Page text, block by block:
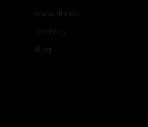
Mapa stránek
Obchody
Blog